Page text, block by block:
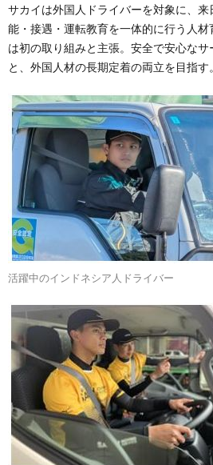
サカイは外国人ドライバーを対象に、
能・接遇・運転教育を一体的に行う人
は初の取り組みと主張。安全で安心な
と、外国人材の長期定着の両立を目指す。
活躍中のインドネシア人ドライバー